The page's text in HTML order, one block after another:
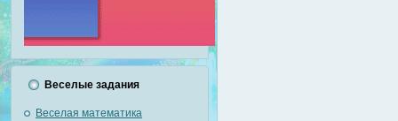
Веселые задания
Веселая математика